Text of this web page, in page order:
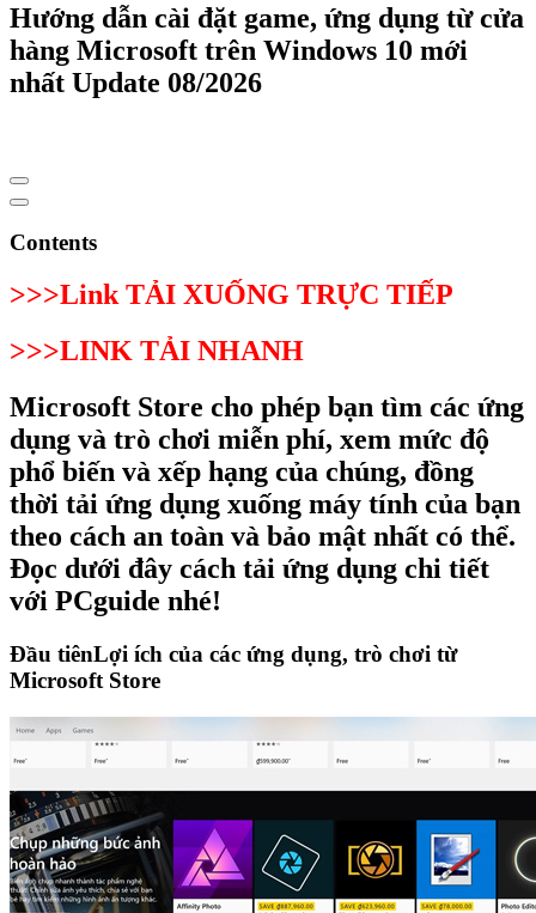
Hướng dẫn cài đặt game, ứng dụng từ cửa
hàng Microsoft trên Windows 10 mới
nhất Update 08/2026
Contents
>>>Link TẢI XUỐNG TRỰC TIẾP
>>>LINK TẢI NHANH
Microsoft Store cho phép bạn tìm các ứng
dụng và trò chơi miễn phí, xem mức độ
phổ biến và xếp hạng của chúng, đồng
thời tải ứng dụng xuống máy tính của bạn
theo cách an toàn và bảo mật nhất có thể.
Đọc dưới đây cách tải ứng dụng chi tiết
với PCguide nhé!
Đầu tiênLợi ích của các ứng dụng, trò chơi từ
Microsoft Store